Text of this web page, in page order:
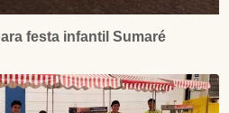
festa infantil Sumaré